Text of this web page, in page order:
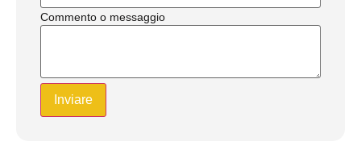
Commento o messaggio
Inviare